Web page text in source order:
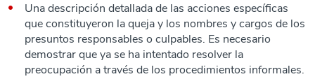
Una descripción detallada de las acciones específicas
que constituyeron la queja y los nombres y cargos de los
presuntos responsables o culpables. Es necesario
demostrar que ya se ha intentado resolver la
preocupación a través de los procedimientos informales.